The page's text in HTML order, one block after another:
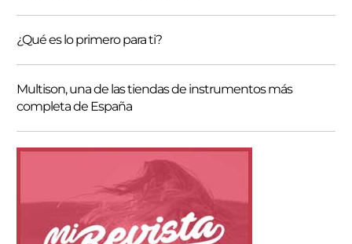
¿Qué es lo primero para ti?
Multison, una de las tiendas de instrumentos más
completa de España